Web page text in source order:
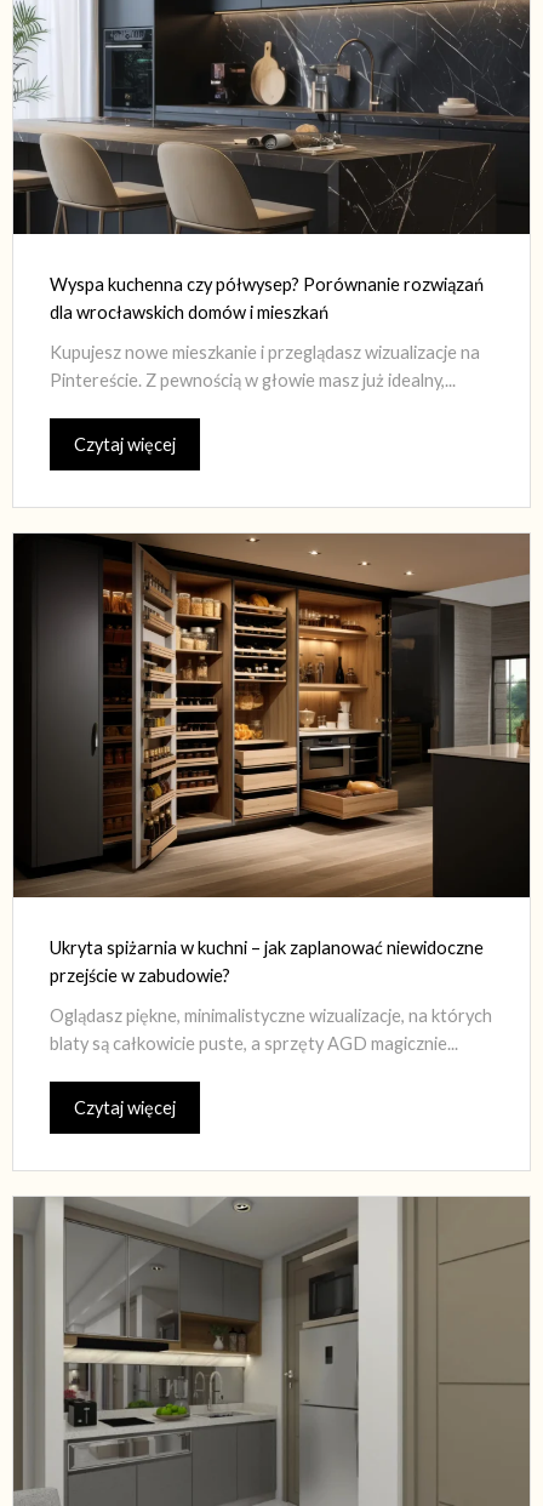
Wyspa kuchenna czy półwysep? Porównanie rozwiązań
dla wrocławskich domów i mieszkań
Kupujesz nowe mieszkanie i przeglądasz wizualizacje na
Pintereście. Z pewnością w głowie masz już idealny,...
Czytaj więcej
Ukryta spiżarnia w kuchni – jak zaplanować niewidoczne
przejście w zabudowie?
Oglądasz piękne, minimalistyczne wizualizacje, na których
blaty są całkowicie puste, a sprzęty AGD magicznie...
Czytaj więcej